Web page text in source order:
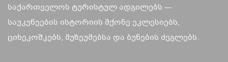
საქართველოს ტურისტულ ადგილებს —
საუკუნეების ისტორიის მქონე ეკლესიებს,
ციხეკოშკებს, მუზეუმებსა და ბუნების ძეგლებს.